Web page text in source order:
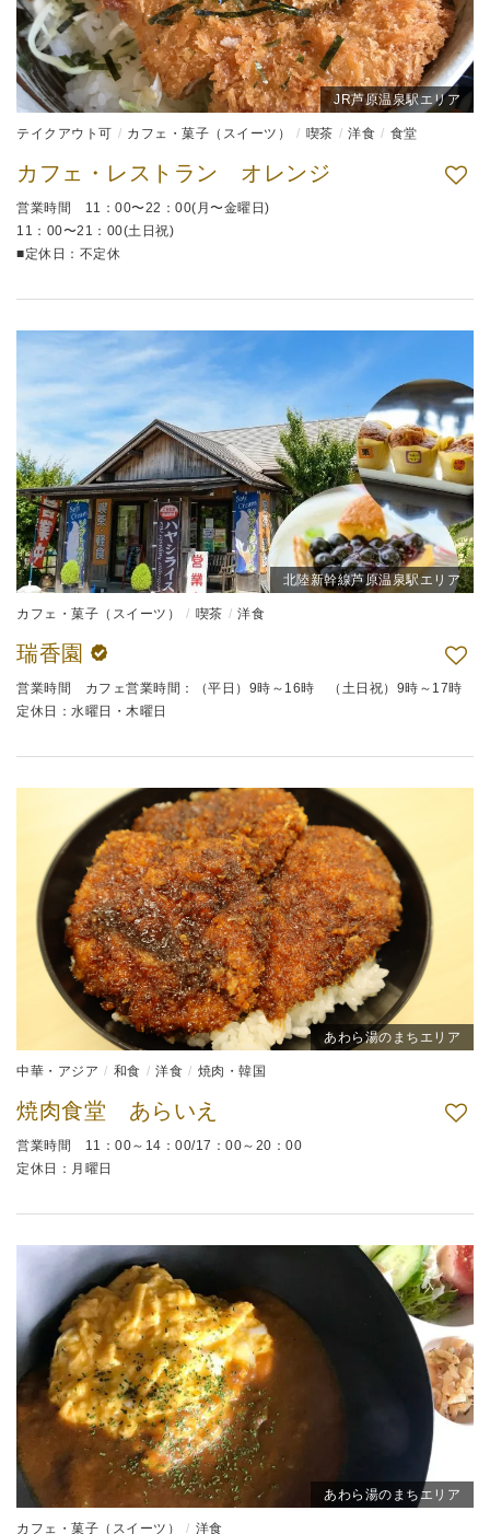
JR芦原温泉駅エリア
テイクアウト可 カフェ・菓子（スイーツ） 喫茶 洋食 食堂
カフェ・レストラン オレンジ
営業時間 11：00〜22：00(月〜金曜日)
11：00〜21：00(土日祝)
■定休日：不定休
北陸新幹線芦原温泉駅エリア
カフェ・菓子（スイーツ） 喫茶 洋食
瑞香園
営業時間 カフェ営業時間：（平日）9時～16時 （土日祝）9時～17時
定休日：水曜日・木曜日
あわら湯のまちエリア
中華・アジア 和食 洋食 焼肉・韓国
焼肉食堂 あらいえ
営業時間 11：00～14：00/17：00～20：00
定休日：月曜日
あわら湯のまちエリア
カフェ・菓子（スイーツ） 洋食